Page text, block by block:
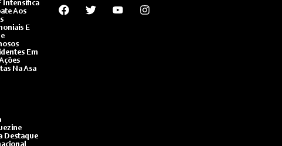
Intensifica
Aos
E
Em
Na Asa
Destaque